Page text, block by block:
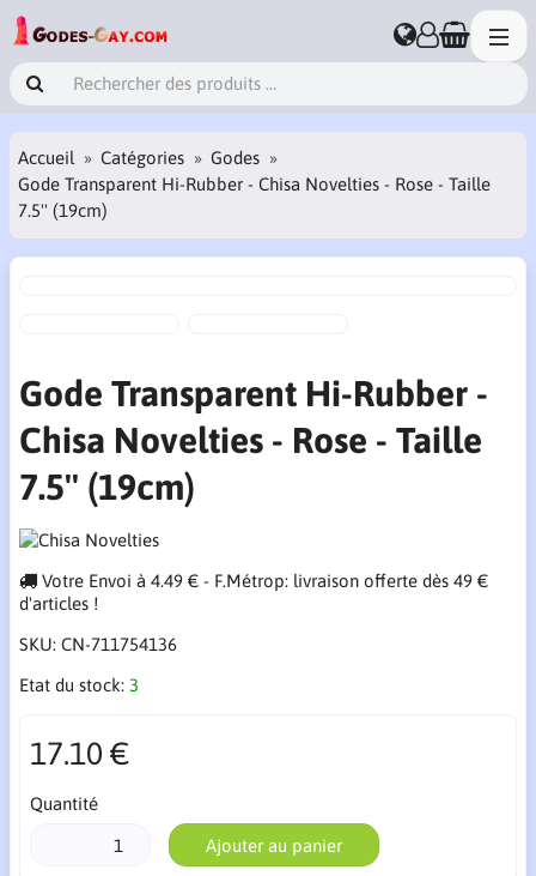
Accueil Catégories
Godes
Gode Transparent Hi-Rubber - Chisa Novelties - Rose - Taille
7.5'' (19cm)
Gode Transparent Hi-Rubber -
Chisa Novelties - Rose - Taille
7.5'' (19cm)
Votre Envoi à 4.49 € - F.Métrop: livraison offerte dès 49 €
d'articles !
SKU: CN-711754136
Etat du stock: 3
17.10 €
Quantité
Ajouter au panier